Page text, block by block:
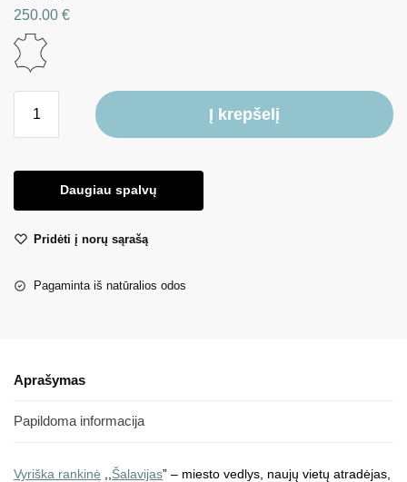
250.00 €
Į krepšelį
Daugiau spalvų
Pridėti į norų sąrašą
Pagaminta iš natūralios odos
Aprašymas
Papildoma informacija
Vyriška rankinė Šalavijas” – miesto vedlys, naujų vietų atradėjas,